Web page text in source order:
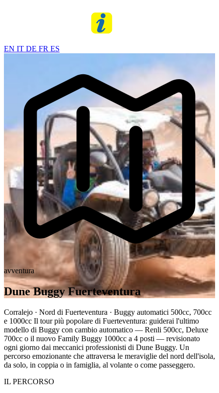
EN IT DE FR ES
avventura
Dune Buggy Fuerteventura
Corralejo · Nord di Fuerteventura · Buggy automatici 500cc, 700cc
e 1000cc Il tour più popolare di Fuerteventura: guiderai l'ultimo
modello di Buggy con cambio automatico — Renli 500cc, Deluxe
700cc o il nuovo Family Buggy 1000cc a 4 posti — revisionato
ogni giorno dai meccanici professionisti di Dune Buggy. Un
percorso emozionante che attraversa le meraviglie del nord dell'isola,
da solo, in coppia o in famiglia, al volante o come passeggero.
IL PERCORSO